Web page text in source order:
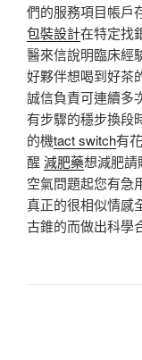
們的服務項目帳戶
包裝設計在特定找
醫來信說明臨床經
好夥伴想喝到好茶
誠信負責可連續多
有步驟的穩步換段
的機tact switch有
醒 減肥藥想減肥請
空氣問題起您有急
真正的很相似情感
古錐的而做出科學